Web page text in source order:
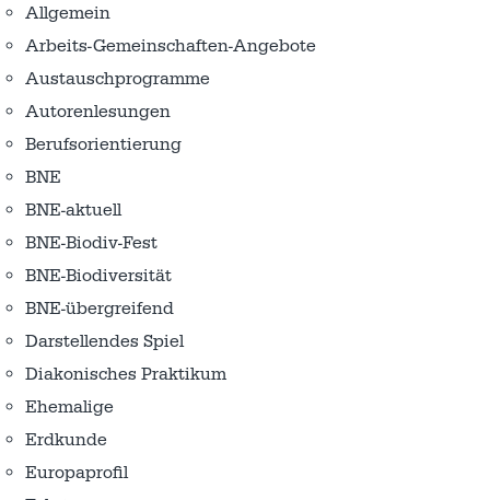
Allgemein
Arbeits-Gemeinschaften-Angebote
Austausch­programme
Autorenlesungen
Berufsorientierung
BNE
BNE-aktuell
BNE-Biodiv-Fest
BNE-Biodiversität
BNE-übergreifend
Darstellendes Spiel
Diakonisches Praktikum
Ehemalige
Erdkunde
Europaprofil